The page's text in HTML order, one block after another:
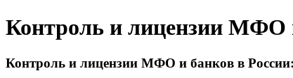
Контроль и лицензии МФО
Контроль и лицензии МФО и банков в